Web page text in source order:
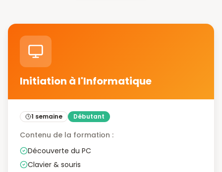
Initiation à l'Informatique
1 semaine Débutant
Contenu de la formation :
Découverte du PC
Clavier & souris